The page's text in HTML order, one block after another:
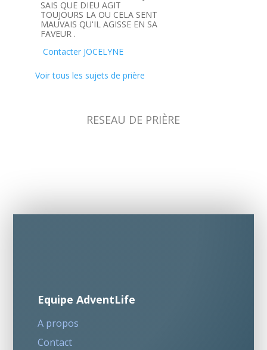
SAIS QUE DIEU AGIT
TOUJOURS LA OU CELA SENT
MAUVAIS QU'IL AGISSE EN SA
FAVEUR .
Contacter JOCELYNE
Voir tous les sujets de prière
RESEAU DE PRIÈRE
Equipe AdventLife
A propos
Contact